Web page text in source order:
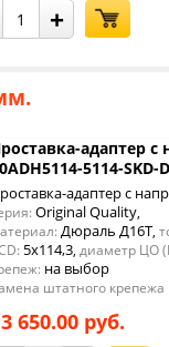
+
адаптер
5114-SKD-
адаптер с
Original Quality,
Дюраль Д16Т,
5x114,3, диаметр ЦО
на выбор
штатного крепежа
3 650.00 руб.